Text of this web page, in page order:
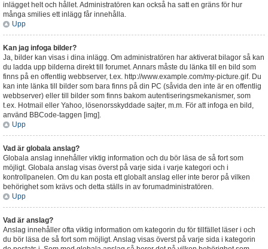
inlägget helt och hållet. Administratören kan också ha satt en gräns för hur
många smilies ett inlägg får innehålla.
Upp
Kan jag infoga bilder?
Ja, bilder kan visas i dina inlägg. Om administratören har aktiverat bilagor så kan
du ladda upp bilderna direkt till forumet. Annars måste du länka till en bild som
finns på en offentlig webbserver, t.ex. http://www.example.com/my-picture.gif. Du
kan inte länka till bilder som bara finns på din PC (såvida den inte är en offentlig
webbserver) eller till bilder som finns bakom autentiseringsmekanismer, som
t.ex. Hotmail eller Yahoo, lösenorsskyddade sajter, m.m. För att infoga en bild,
använd BBCode-taggen [img].
Upp
Vad är globala anslag?
Globala anslag innehåller viktig information och du bör läsa de så fort som
möjligt. Globala anslag visas överst på varje sida i varje kategori och i
kontrollpanelen. Om du kan posta ett globalt anslag eller inte beror på vilken
behörighet som krävs och detta ställs in av forumadministratören.
Upp
Vad är anslag?
Anslag innehåller ofta viktig information om kategorin du för tillfället läser i och
du bör läsa de så fort som möjligt. Anslag visas överst på varje sida i kategorin